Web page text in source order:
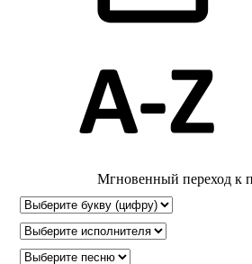
Мгновенный переход к